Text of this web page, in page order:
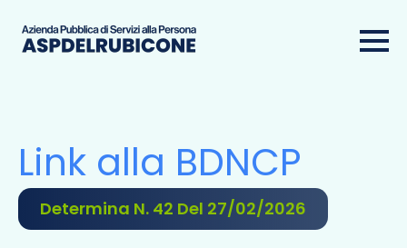
Link alla BDNCP
Determina N. 42 Del 27/02/2026